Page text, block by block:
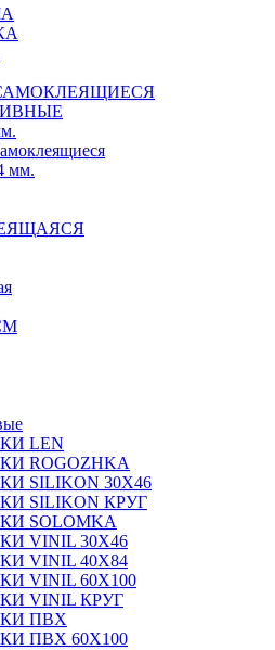
мм.
LEN
ROGOZHKA
SILIKON 30Х46
SILIKON КРУГ
SOLOMKA
VINIL 30Х46
VINIL 40Х84
VINIL 60Х100
VINIL КРУГ
ПВХ
ПВХ 60Х100